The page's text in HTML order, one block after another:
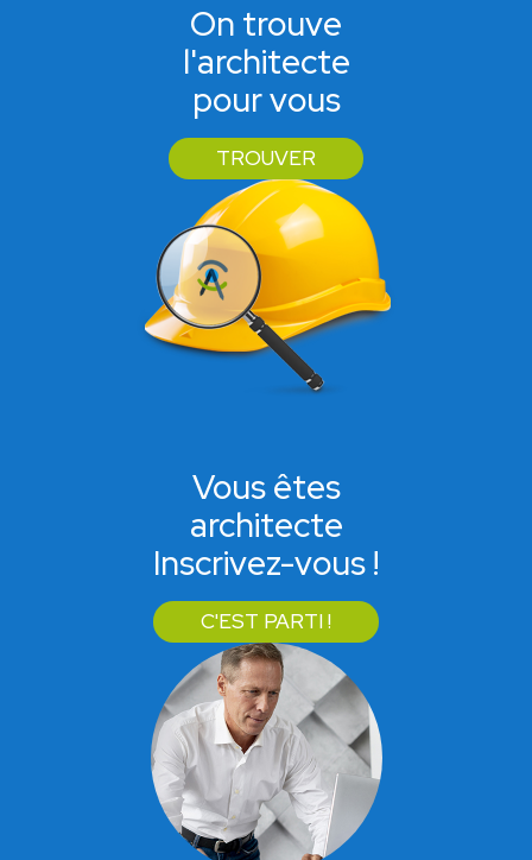
On trouve
l'architecte
pour vous
TROUVER
Vous êtes
architecte
Inscrivez-vous !
C'EST PARTI !